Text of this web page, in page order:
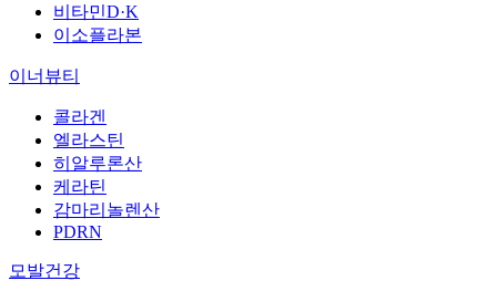
비타민D·K
이소플라본
이너뷰티
콜라겐
엘라스틴
히알루론산
케라틴
감마리놀렌산
PDRN
모발건강